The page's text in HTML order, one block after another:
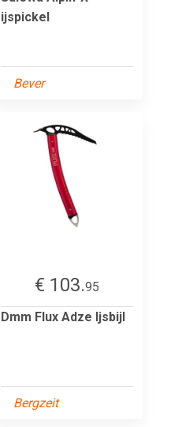
ijspickel
Bever
€ 103.95
Dmm Flux Adze Ijsbijl
Bergzeit